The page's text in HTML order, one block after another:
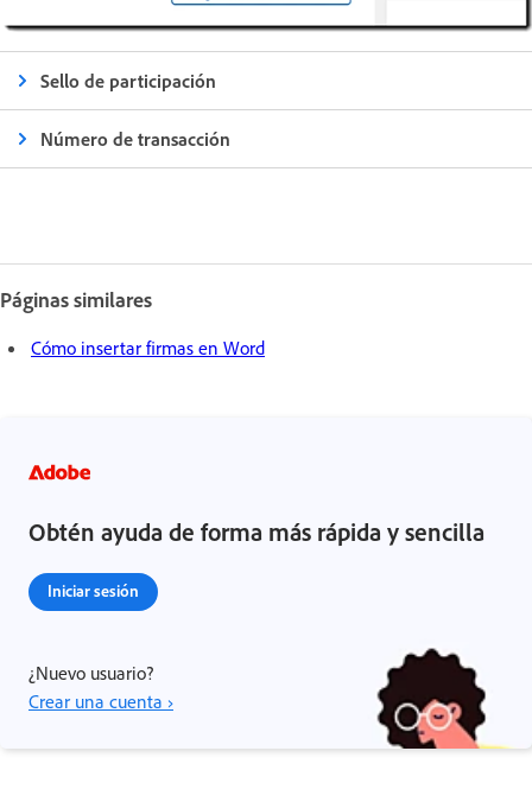
Sello de participación
Número de transacción
Páginas similares
Cómo insertar firmas en Word
Obtén ayuda de forma más rápida y sencilla
Iniciar sesión
¿Nuevo usuario?
Crear una cuenta ›